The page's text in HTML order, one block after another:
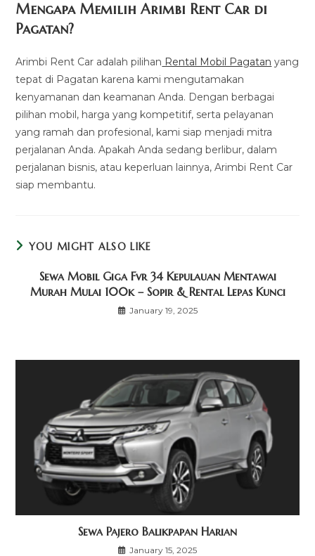
Mengapa Memilih Arimbi Rent Car di
Pagatan?
Arimbi Rent Car adalah pilihan Rental Mobil Pagatan yang
tepat di Pagatan karena kami mengutamakan
kenyamanan dan keamanan Anda. Dengan berbagai
pilihan mobil, harga yang kompetitif, serta pelayanan
yang ramah dan profesional, kami siap menjadi mitra
perjalanan Anda. Apakah Anda sedang berlibur, dalam
perjalanan bisnis, atau keperluan lainnya, Arimbi Rent Car
siap membantu.
YOU MIGHT ALSO LIKE
Sewa Mobil Giga Fvr 34 Kepulauan Mentawai
Murah Mulai 100k – Sopir & Rental Lepas Kunci
January 19, 2025
Sewa Pajero Balikpapan Harian
January 15, 2025